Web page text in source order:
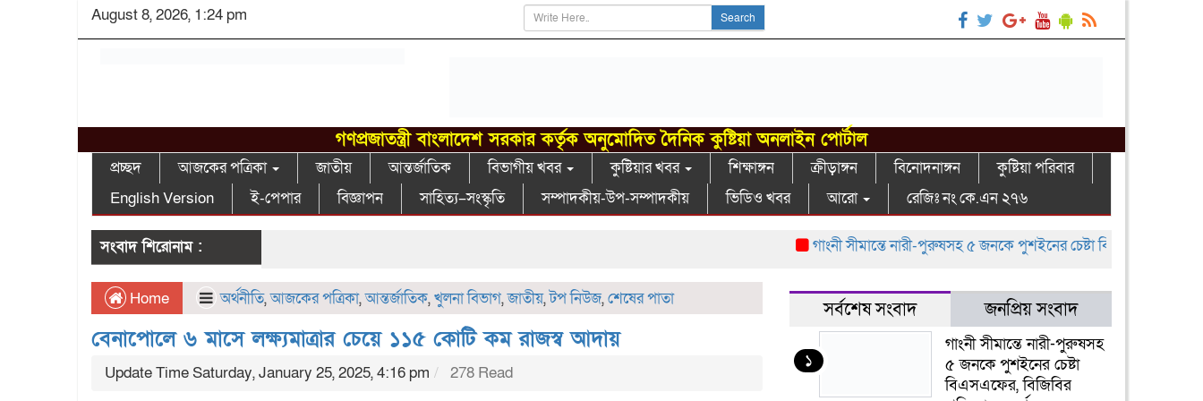
August 8, 2026, 1:24 pm Search
গণপ্রজাতন্ত্রী বাংলাদেশ সরকার কর্তৃক অনুমোদিত দৈনিক কুষ্টিয়া অনলাইন পোর্টাল
প্রচ্ছদ আজকের পত্রিকা জাতীয় আন্তর্জাতিক বিভাগীয় খবর কুষ্টিয়ার খবর শিক্ষাঙ্গন ক্রীড়াঙ্গন বিনোদনাঙ্গন
কুষ্টিয়া পরিবার
English Version
ই-পেপার বিজ্ঞাপন সাহিত্য–সংস্কৃতি সম্পাদকীয়-উপ-সম্পাদকীয় ভিডিও খবর আরো রেজিঃ নং কে.এন ২৭৬
সংবাদ শিরোনাম : গাংনী সীমান্তে নারী-পুরুষসহ ৫ জনকে পুশইনের চেষ্টা বিএসএফের, বিজিবির
Home অর্থনীতি,আজকের পত্রিকা,আন্তর্জাতিক,খুলনা বিভাগ,জাতীয়,টপ নিউজ,শেষের পাতা
বেনাপোলে ৬ মাসে লক্ষ্যমাত্রার চেয়ে ১১৫ কোটি কম রাজস্ব আদায়
Update Time Saturday, January 25, 2025, 4:16 pm 278 Read
সর্বশেষ সংবাদ জনপ্রিয় সংবাদ
১
গাংনী সীমান্তে নারী-পুরুষসহ
৫ জনকে পুশইনের চেষ্টা
বিএসএফের, বিজিবির